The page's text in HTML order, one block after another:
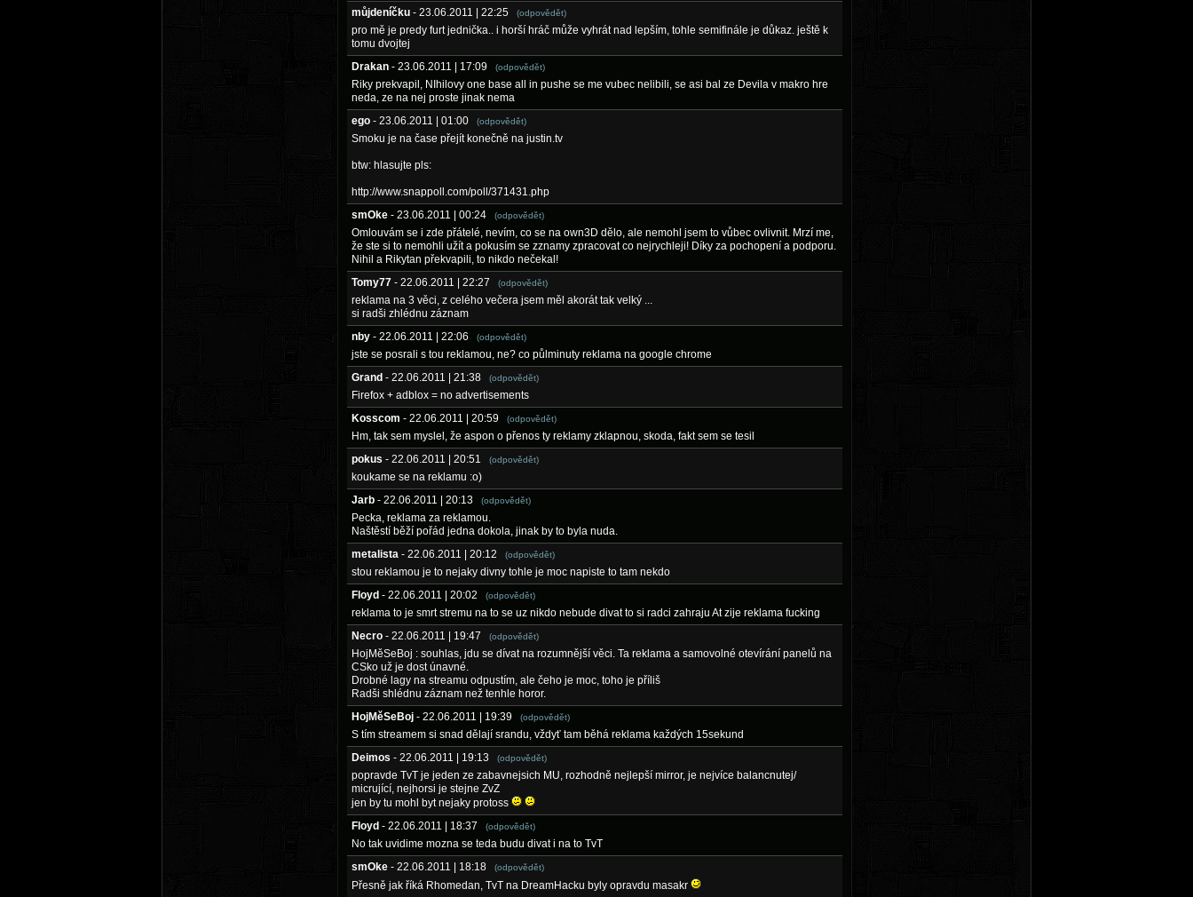
můjdeníčku - 23.06.2011 | 22:25 (odpovědět)
pro mě je predy furt jednička.. i horší hráč může vyhrát nad lepším, tohle semifinále je důkaz. ještě k
tomu dvojtej
Drakan - 23.06.2011 | 17:09 (odpovědět)
Riky prekvapil, NIhilovy one base all in pushe se me vubec nelibili, se asi bal ze Devila v makro hre
neda, ze na nej proste jinak nema
ego - 23.06.2011 | 01:00 (odpovědět)
Smoku je na čase přejít konečně na justin.tv
btw: hlasujte pls:
http://www.snappoll.com/poll/371431.php
smOke - 23.06.2011 | 00:24 (odpovědět)
Omlouvám se i zde přátelé, nevím, co se na own3D dělo, ale nemohl jsem to vůbec ovlivnit. Mrzí me,
že ste si to nemohli užít a pokusím se zznamy zpracovat co nejrychleji! Díky za pochopení a podporu.
Nihil a Rikytan překvapili, to nikdo nečekal!
Tomy77 - 22.06.2011 | 22:27 (odpovědět)
reklama na 3 věci, z celého večera jsem měl akorát tak velký ...
si radši zhlédnu záznam
nby - 22.06.2011 | 22:06 (odpovědět)
jste se posrali s tou reklamou, ne? co půlminuty reklama na google chrome
Grand - 22.06.2011 | 21:38 (odpovědět)
Firefox + adblox = no advertisements
Kosscom - 22.06.2011 | 20:59 (odpovědět)
Hm, tak sem myslel, že aspon o přenos ty reklamy zklapnou, skoda, fakt sem se tesil
pokus - 22.06.2011 | 20:51 (odpovědět)
koukame se na reklamu :o)
Jarb - 22.06.2011 | 20:13 (odpovědět)
Pecka, reklama za reklamou.
Naštěstí běží pořád jedna dokola, jinak by to byla nuda.
metalista - 22.06.2011 | 20:12 (odpovědět)
stou reklamou je to nejaky divny tohle je moc napiste to tam nekdo
Floyd - 22.06.2011 | 20:02 (odpovědět)
reklama to je smrt stremu na to se uz nikdo nebude divat to si radci zahraju At zije reklama fucking
Necro - 22.06.2011 | 19:47 (odpovědět)
HojMěSeBoj : souhlas, jdu se dívat na rozumnější věci. Ta reklama a samovolné otevírání panelů na
CSko už je dost únavné.
Drobné lagy na streamu odpustím, ale čeho je moc, toho je příliš
Radši shlédnu záznam než tenhle horor.
HojMěSeBoj - 22.06.2011 | 19:39 (odpovědět)
S tím streamem si snad dělají srandu, vždyť tam běhá reklama každých 15sekund
Deimos - 22.06.2011 | 19:13 (odpovědět)
popravde TvT je jeden ze zabavnejsich MU, rozhodně nejlepší mirror, je nejvíce balancnutej/
micrující, nejhorsi je stejne ZvZ
jen by tu mohl byt nejaky protoss
Floyd - 22.06.2011 | 18:37 (odpovědět)
No tak uvidime mozna se teda budu divat i na to TvT
smOke - 22.06.2011 | 18:18 (odpovědět)
Přesně jak říká Rhomedan, TvT na DreamHacku byly opravdu masakr